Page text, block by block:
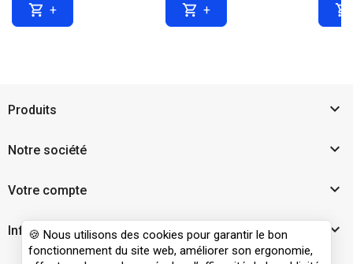
 +  + 
Produits 
Notre société 
Votre compte 
Informations 
🍪 Nous utilisons des cookies pour garantir le bon
fonctionnement du site web, améliorer son ergonomie,